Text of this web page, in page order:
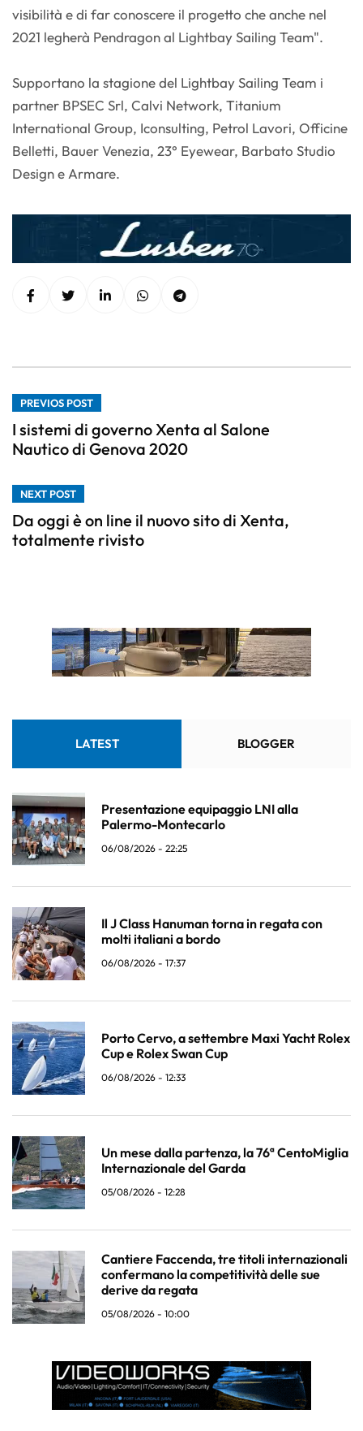
visibilità e di far conoscere il progetto che anche nel
2021 legherà Pendragon al Lightbay Sailing Team".
Supportano la stagione del Lightbay Sailing Team i
partner BPSEC Srl, Calvi Network, Titanium
International Group, Iconsulting, Petrol Lavori, Officine
Belletti, Bauer Venezia, 23° Eyewear, Barbato Studio
Design e Armare.
PREVIOS POST
I sistemi di governo Xenta al Salone
Nautico di Genova 2020
NEXT POST
Da oggi è on line il nuovo sito di Xenta,
totalmente rivisto
LATEST BLOGGER
Presentazione equipaggio LNI alla
Palermo-Montecarlo
06/08/2026 - 22:25
Il J Class Hanuman torna in regata con
molti italiani a bordo
06/08/2026 - 17:37
Porto Cervo, a settembre Maxi Yacht Rolex
Cup e Rolex Swan Cup
06/08/2026 - 12:33
Un mese dalla partenza, la 76ª CentoMiglia
Internazionale del Garda
05/08/2026 - 12:28
Cantiere Faccenda, tre titoli internazionali
confermano la competitività delle sue
derive da regata
05/08/2026 - 10:00